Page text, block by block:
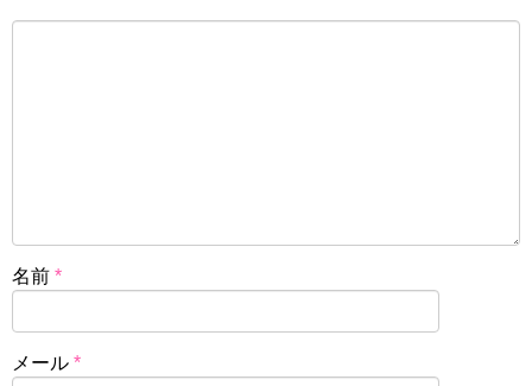
名前 *
メール *